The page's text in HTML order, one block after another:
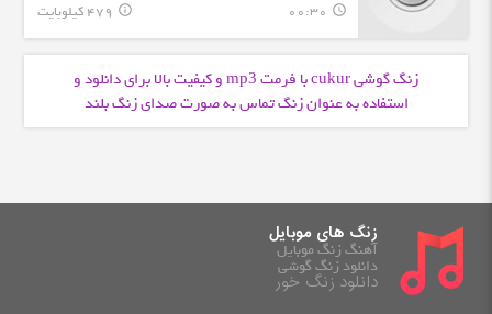
query_builder
00:30 479 کیلوبایت info_outline
زنگ گوشی cukur با فرمت mp3 و کیفیت بالا برای دانلود و
استفاده به عنوان زنگ تماس به صورت صدای زنگ بلند
زنگ های موبایل
آهنگ زنگ موبایل
دانلود زنگ گوشی
دانلود زنگ خور